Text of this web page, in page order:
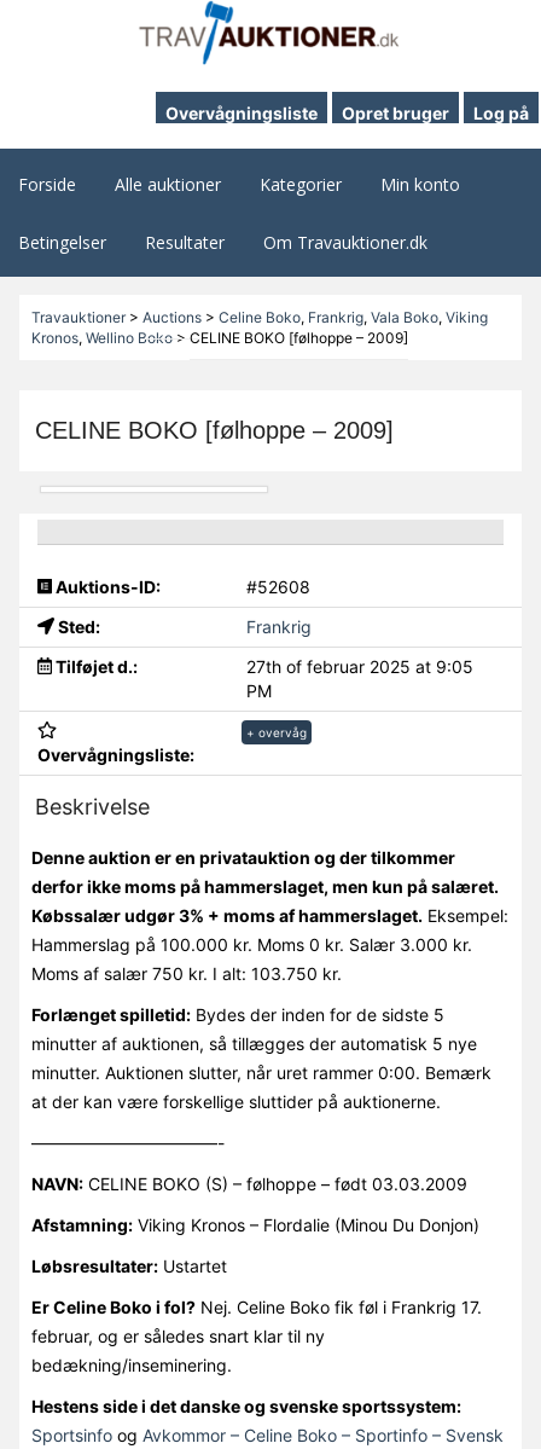
Overvågningsliste Opret bruger Log på
Forside Alle auktioner Kategorier Min konto
Betingelser Resultater Om Travauktioner.dk
Travauktioner> Auctions> Celine Boko, Frankrig, Vala Boko, Viking
Kronos, Wellino Boko> CELINE BOKO [følhoppe – 2009]
CELINE BOKO [følhoppe – 2009]
Auktions-ID:
#52608
Sted:
Frankrig
Tilføjet d.:
27th of februar 2025 at 9:05
PM
Overvågningsliste:
+ overvåg
Beskrivelse
Denne auktion er en privatauktion og der tilkommer
derfor ikke moms på hammerslaget, men kun på salæret.
Købssalær udgør 3% + moms af hammerslaget.Eksempel:
Hammerslag på 100.000 kr. Moms 0 kr. Salær 3.000 kr.
Moms af salær 750 kr. I alt: 103.750 kr.
Forlænget spilletid:Bydes der inden for de sidste 5
minutter af auktionen, så tillægges der automatisk 5 nye
minutter. Auktionen slutter, når uret rammer 0:00. Bemærk
at der kan være forskellige sluttider på auktionerne.
———————————-
NAVN:CELINE BOKO (S) – følhoppe – født 03.03.2009
Afstamning:Viking Kronos – Flordalie (Minou Du Donjon)
Løbsresultater:Ustartet
Er Celine Boko i fol?Nej. Celine Boko fik føl i Frankrig 17.
februar, og er således snart klar til ny
bedækning/inseminering.
Hestens side i det danske og svenske sportssystem:
Sportsinfoog Avkommor – Celine Boko – Sportinfo – Svensk